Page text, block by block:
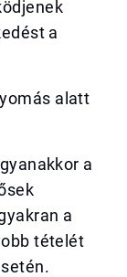
a
alatt
a
a
tételét